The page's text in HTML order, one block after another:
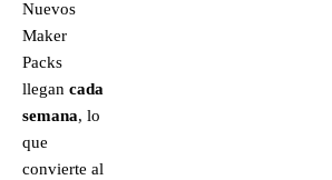
Nuevos
Maker
Packs
llegan cada
semana, lo
que
convierte al